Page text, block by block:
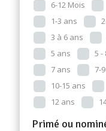
6-12 Mois
1-3 ans
3 à 6 ans
5 ans
5 -
7 ans
7-
10-15 ans
12 ans
Primé ou